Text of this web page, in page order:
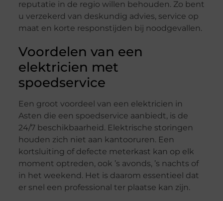
reputatie in de regio willen behouden. Zo bent
u verzekerd van deskundig advies, service op
maat en korte responstijden bij noodgevallen.
Voordelen van een
elektricien met
spoedservice
Een groot voordeel van een elektricien in
Asten die een spoedservice aanbiedt, is de
24/7 beschikbaarheid. Elektrische storingen
houden zich niet aan kantooruren. Een
kortsluiting of defecte meterkast kan op elk
moment optreden, ook ’s avonds, ’s nachts of
in het weekend. Het is daarom essentieel dat
er snel een professional ter plaatse kan zijn.